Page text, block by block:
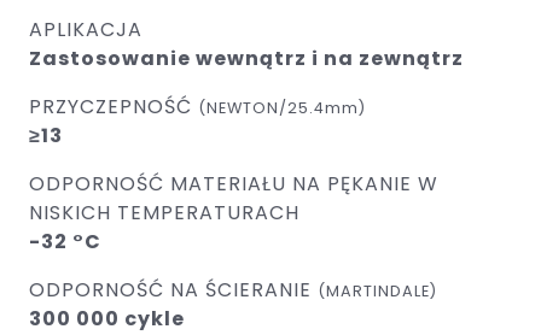
APLIKACJA
Zastosowanie wewnątrz i na zewnątrz
PRZYCZEPNOŚĆ (NEWTON/25.4mm)
≥13
ODPORNOŚĆ MATERIAŁU NA PĘKANIE W
NISKICH TEMPERATURACH
-32 °C
ODPORNOŚĆ NA ŚCIERANIE (MARTINDALE)
300 000 cykle